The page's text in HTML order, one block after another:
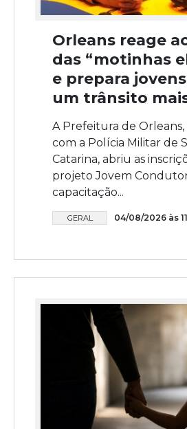
Orleans reage
das “motinhas
e prepara
um trânsito
A Prefeitura de
com a Polícia Militar de
Catarina, abriu as
projeto Jovem
capacitação...
GERAL 04/08/2026 às